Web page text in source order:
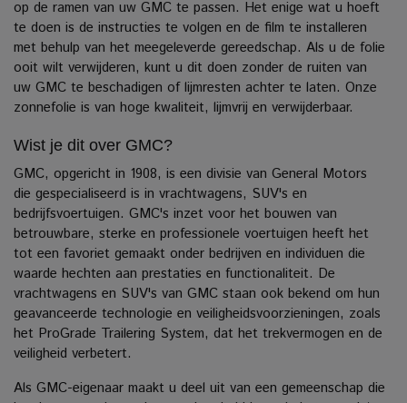
op de ramen van uw GMC te passen. Het enige wat u hoeft
te doen is de instructies te volgen en de film te installeren
met behulp van het meegeleverde gereedschap. Als u de folie
ooit wilt verwijderen, kunt u dit doen zonder de ruiten van
uw GMC te beschadigen of lijmresten achter te laten. Onze
zonnefolie is van hoge kwaliteit, lijmvrij en verwijderbaar.
Wist je dit over GMC?
GMC, opgericht in 1908, is een divisie van General Motors
die gespecialiseerd is in vrachtwagens, SUV's en
bedrijfsvoertuigen. GMC's inzet voor het bouwen van
betrouwbare, sterke en professionele voertuigen heeft het
tot een favoriet gemaakt onder bedrijven en individuen die
waarde hechten aan prestaties en functionaliteit. De
vrachtwagens en SUV's van GMC staan ook bekend om hun
geavanceerde technologie en veiligheidsvoorzieningen, zoals
het ProGrade Trailering System, dat het trekvermogen en de
veiligheid verbetert.
Als GMC-eigenaar maakt u deel uit van een gemeenschap die